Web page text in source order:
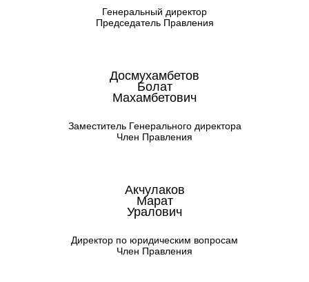
Генеральный директор
Председатель Правления
Досмухамбетов
Болат
Махамбетович
Заместитель Генерального директора
Член Правления
Акчулаков
Марат
Уралович
Директор по юридическим вопросам
Член Правления